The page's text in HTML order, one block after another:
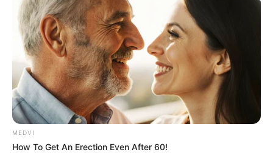
News
Astrology
International
health
Ajab Gajab
Politics
Crime
MEDVI
How To Get An Erection Even After 60!